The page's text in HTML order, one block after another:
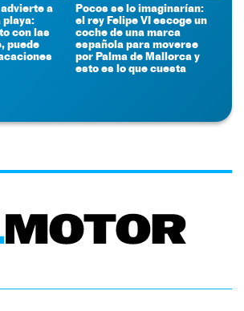
a
playa:
con las
puede
Pocos se lo imaginarían:
el rey Felipe VI escoge un
coche de una marca
española para moverse
por Palma de Mallorca y
esto es lo que cuesta